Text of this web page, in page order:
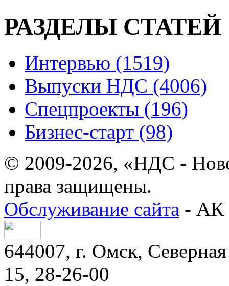
РАЗДЕЛЫ СТАТЕЙ
Интервью (1519)
Выпуски НДС (4006)
Спецпроекты (196)
Бизнес-старт (98)
© 2009-2026, «НДС -
права защищены.
Обслуживание сайта - АК
644007, г. Омск,
15, 28-26-00